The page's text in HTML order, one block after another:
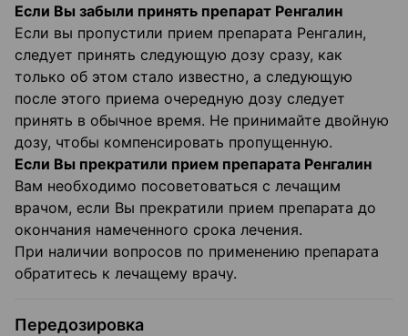
Если Вы забыли принять препарат Ренгалин
Если вы пропустили прием препарата Ренгалин,
следует принять следующую дозу сразу, как
только об этом стало известно, а следующую
после этого приема очередную дозу следует
принять в обычное время. Не принимайте двойную
дозу, чтобы компенсировать пропущенную.
Если Вы прекратили прием препарата Ренгалин
Вам необходимо посоветоваться с лечащим
врачом, если Вы прекратили прием препарата до
окончания намеченного срока лечения.
При наличии вопросов по применению препарата
обратитесь к лечащему врачу.
Передозировка